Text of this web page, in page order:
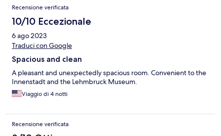
Recensione verificata
10/10 Eccezionale
6 ago 2023
Traduci con Google
Spacious and clean
A pleasant and unexpectedly spacious room. Convenient to the
Innenstadt and the Lehmbruck Museum.
Viaggio di 4 notti
Recensione verificata